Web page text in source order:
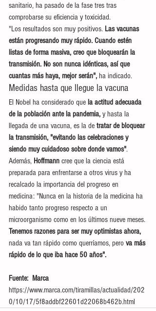
sanitario, ha pasado de la fase tres tras
comprobarse su eficiencia y toxicidad.
"Los resultados son muy positivos. Las vacunas
están progresando muy rápido. Cuando estén
listas de forma masiva, creo que bloquearán la
transmisión. No son nunca idénticas, así que
cuantas más haya, mejor serán", ha indicado.
Medidas hasta que llegue la vacuna
El Nobel ha considerado que la actitud adecuada
de la población ante la pandemia, y hasta la
llegada de una vacuna, es la de tratar de bloquear
la transmisión, "evitando las celebraciones y
siendo muy cuidadoso sobre donde vamos".
Además, Hoffmann cree que la ciencia está
preparada para enfrentarse a otros virus y ha
recalcado la importancia del progreso en
medicina: "Nunca en la historia de la medicina ha
habido tanto progreso respecto a un
microorganismo como en los últimos nueve meses.
Tenemos razones para ser muy optimistas ahora,
nada va tan rápido como querríamos, pero va más
rápido de lo que iba hace 50 años".
Fuente:  Marca
https://www.marca.com/tiramillas/actualidad/202
0/10/17/5f8addbf22601d22068b462b.html